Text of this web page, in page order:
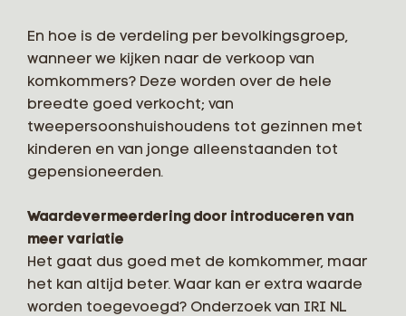
En hoe is de verdeling per bevolkingsgroep,
wanneer we kijken naar de verkoop van
komkommers? Deze worden over de hele
breedte goed verkocht; van
tweepersoonshuishoudens tot gezinnen met
kinderen en van jonge alleenstaanden tot
gepensioneerden.
Waardevermeerdering door introduceren van
meer variatie
Het gaat dus goed met de komkommer, maar
het kan altijd beter. Waar kan er extra waarde
worden toegevoegd? Onderzoek van IRI NL